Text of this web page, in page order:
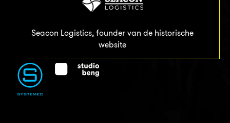
Seacon Logistics, founder van de historische
website